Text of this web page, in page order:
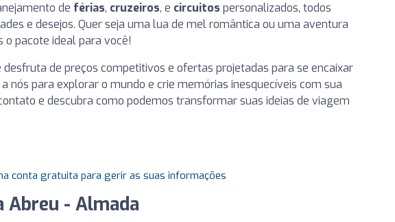
de férias, cruzeiros, e circuitos personalizados, todos
e desejos. Quer seja uma lua de mel romântica ou uma aventura
o pacote ideal para você!
desfruta de preços competitivos e ofertas projetadas para se encaixar
nós para explorar o mundo e crie memórias inesquecíveis com sua
e descubra como podemos transformar suas ideias de viagem
conta gratuita para gerir as suas informações
Abreu - Almada